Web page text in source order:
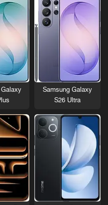
Samsung Galaxy
S26 Ultra